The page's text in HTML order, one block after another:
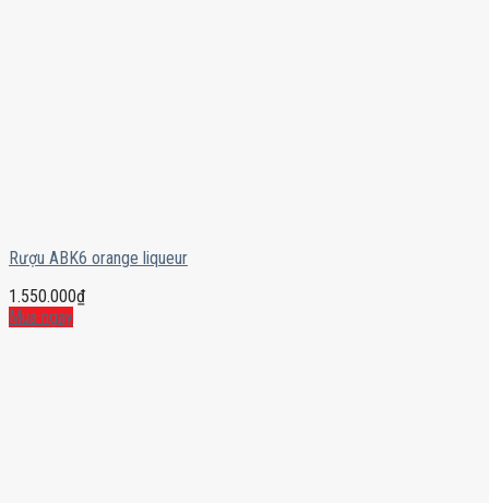
Rượu ABK6 orange liqueur
1.550.000₫
Mua ngay